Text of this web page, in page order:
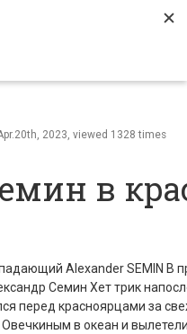
2023, viewed 1328 times
в
Alexander SEMIN В
Семин Хет трик
перед красноярцами за
в океан и